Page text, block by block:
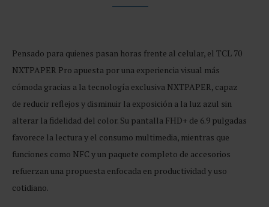
Pensado para quienes pasan horas frente al celular, el TCL 70
NXTPAPER Pro apuesta por una experiencia visual más
cómoda gracias a la tecnología exclusiva NXTPAPER, capaz
de reducir reflejos y disminuir la exposición a la luz azul sin
alterar la fidelidad del color. Su pantalla FHD+ de 6.9 pulgadas
favorece la lectura y el consumo multimedia, mientras que
funciones como NFC y un paquete completo de accesorios
refuerzan una propuesta enfocada en productividad y uso
cotidiano.